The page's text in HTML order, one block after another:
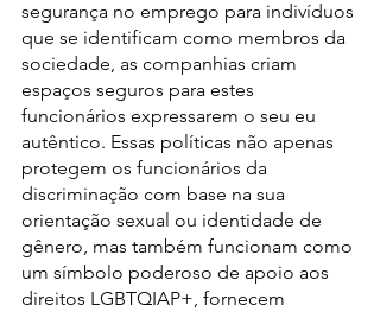
segurança no emprego para indivíduos
que se identificam como membros da
sociedade, as companhias criam
espaços seguros para estes
funcionários expressarem o seu eu
autêntico. Essas políticas não apenas
protegem os funcionários da
discriminação com base na sua
orientação sexual ou identidade de
gênero, mas também funcionam como
um símbolo poderoso de apoio aos
direitos LGBTQIAP+, fornecem